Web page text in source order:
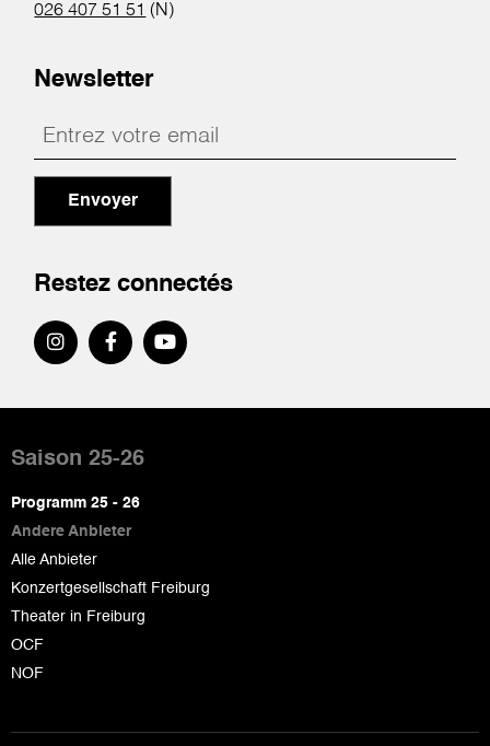
026 407 51 51 (N)
Newsletter
Envoyer
Restez connectés
de
page
Saison 25-26
Programm 25 - 26
Andere Anbieter
Alle Anbieter
Konzertgesellschaft Freiburg
Theater in Freiburg
OCF
NOF